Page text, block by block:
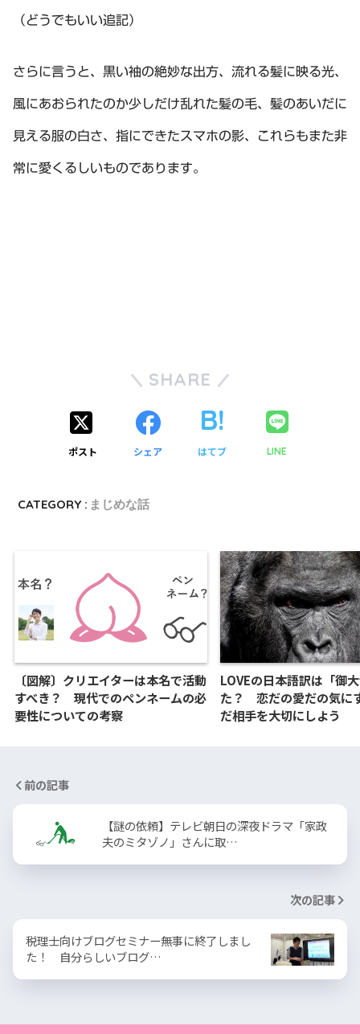
（どうでもいい追記）
さらに言うと、黒い袖の絶妙な出方、流れる髪に映る光、
風にあおられたのか少しだけ乱れた髪の毛、髪のあいだに
見える服の白さ、指にできたスマホの影、これらもまた非
常に愛くるしいものであります。
SHARE
ポスト シェア はてブ LINE
CATEGORY : まじめな話
〔図解〕クリエイターは本名で活動
すべき？ 現代でのペンネームの必
要性についての考察
LOVEの日本語訳は「御
た？ 恋だの愛だの気に
だ相手を大切にしよう
前の記事
【謎の依頼】テレビ朝日の深夜ドラマ「家政
夫のミタゾノ」さんに取…
次の記事
税理士向けブログセミナー無事に終了しまし
た！ 自分らしいブログ…